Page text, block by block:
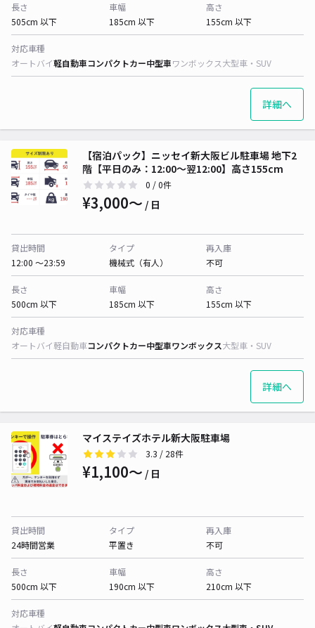
長さ
505cm 以下
車幅
185cm 以下
高さ
155cm 以下
対応車種
オートバイ軽自動車コンパクトカー中型車ワンボックス大型車・SUV
詳細へ
【宿泊パック】ニッセイ新大阪ビル駐車場 地下2
階【平日のみ：12:00～翌12:00】高さ155cm
0 / 0件
¥3,000〜 / 日
貸出時間
12:00 〜23:59
タイプ
機械式（有人）
再入庫
不可
長さ
500cm 以下
車幅
185cm 以下
高さ
155cm 以下
対応車種
オートバイ軽自動車コンパクトカー中型車ワンボックス大型車・SUV
詳細へ
マイステイズホテル新大阪駐車場
3.3 / 28件
¥1,100〜 / 日
貸出時間
24時間営業
タイプ
平置き
再入庫
不可
長さ
500cm 以下
車幅
190cm 以下
高さ
210cm 以下
対応車種